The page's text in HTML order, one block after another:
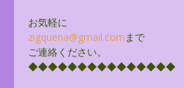
お気軽に
zigquena@gmail.comまで
ご連絡ください。
◆◆◆◆◆◆◆◆◆◆◆◆◆◆◆